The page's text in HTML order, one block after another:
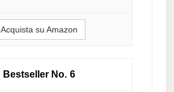
Acquista su Amazon
6